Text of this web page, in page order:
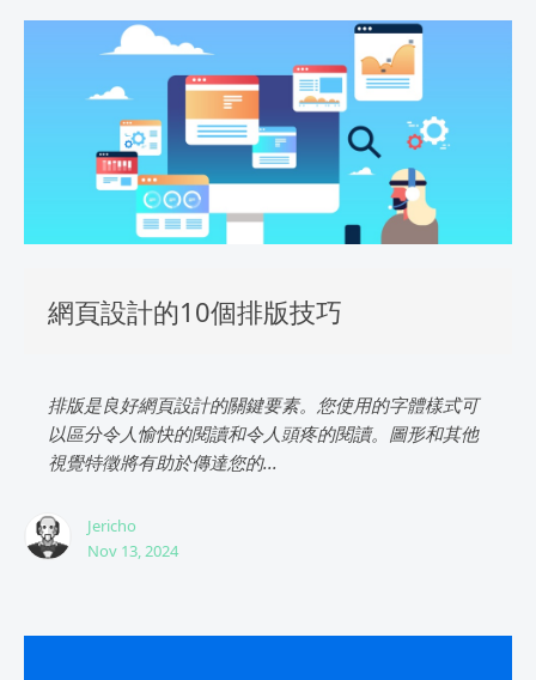
網頁設計的10個排版技巧
排版是良好網頁設計的關鍵要素。您使用的字體樣式可
以區分令人愉快的閱讀和令人頭疼的閱讀。圖形和其他
視覺特徵將有助於傳達您的...
Jericho
Nov 13, 2024